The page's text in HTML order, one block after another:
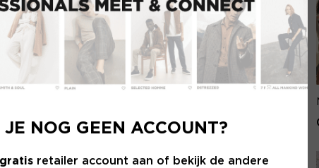
E-mailadres
JE NOG GEEN ACCOUNT?
gratisretailer account aan of bekijk de andere
Knit-ted